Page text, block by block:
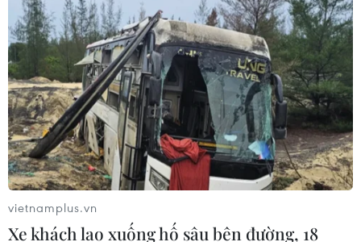
06/08/2026 23:58
Chứng khoán 6/8: Cổ phiếu hóa chất
tăng trần, trắng bên bán giữa phiên
đỏ lửa
06/08/2026 09:40
Dow Jones lập đỉnh kỷ lục nhờ diễn
biến tích cực tại Trung Đông
vietnamplus.vn
Xe khách lao xuống hố sâu bên đường, 18